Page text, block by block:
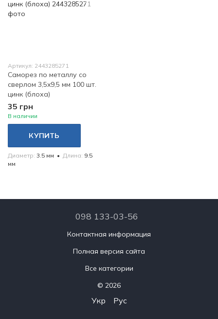
Артикул: 2443285271
Саморез по металлу со
сверлом 3,5x9,5 мм 100 шт.
цинк (блоха)
35 грн
В наличии
КУПИТЬ
Диаметр 3.5 мм Длина 9.5
мм
098 133-03-56
Контактная информация
Полная версия сайта
Все категории
© 2026
Укр Рус